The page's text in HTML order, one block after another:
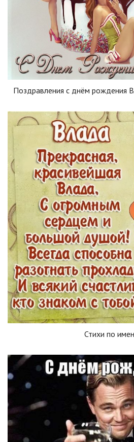
Поздравления с днём рождения
Стихи по